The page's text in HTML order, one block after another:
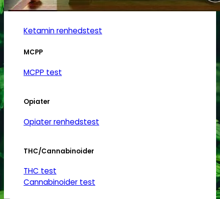
Ketamin
Ketamin renhedstest
MCPP
MCPP test
Opiater
Opiater renhedstest
THC/Cannabinoider
THC test
Cannabinoider test